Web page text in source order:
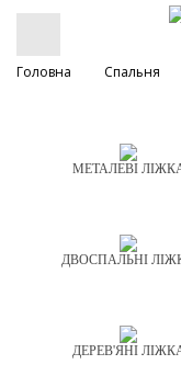
Головна Спальня
МЕТАЛЕВІ
ДВОСПАЛЬНІ
ДЕРЕВ'ЯНІ